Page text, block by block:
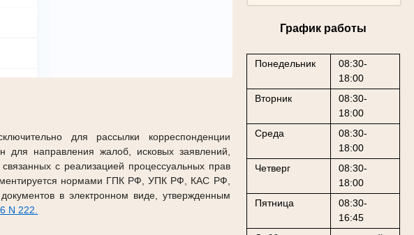
График работы
Понедельник
08:30-
18:00
Вторник
08:30-
18:00
Среда
08:30-
18:00
Четверг
08:30-
18:00
Пятница
08:30-
16:45
для рассылки корреспонденции
для направления жалоб, исковых заявлений,
с реализацией процессуальных прав
нормами ГПК РФ, УПК РФ, КАС РФ,
в электронном виде, утвержденным
N 222.